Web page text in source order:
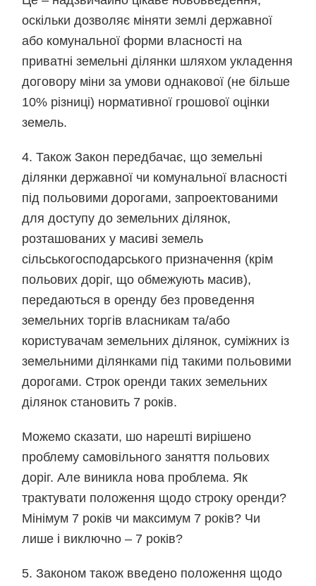
оскільки дозволяє міняти землі державної
або комунальної форми власності на
приватні земельні ділянки шляхом укладення
договору міни за умови однакової (не більше
10% різниці) нормативної грошової оцінки
земель.
4. Також Закон передбачає, що земельні
ділянки державної чи комунальної власності
під польовими дорогами, запроектованими
для доступу до земельних ділянок,
розташованих у масиві земель
сільськогосподарського призначення (крім
польових доріг, що обмежують масив),
передаються в оренду без проведення
земельних торгів власникам та/або
користувачам земельних ділянок, суміжних із
земельними ділянками під такими польовими
дорогами. Строк оренди таких земельних
ділянок становить 7 років.
Можемо сказати, шо нарешті вирішено
проблему самовільного заняття польових
доріг. Але виникла нова проблема. Як
трактувати положення щодо строку оренди?
Мінімум 7 років чи максимум 7 років? Чи
лише і виключно – 7 років?
5. Законом також введено положення щодо